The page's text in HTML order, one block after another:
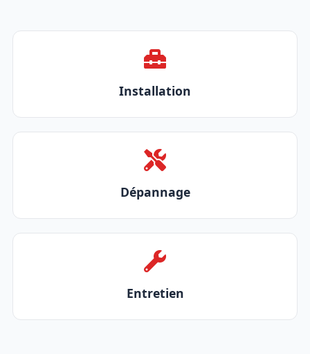
Installation
Dépannage
Entretien